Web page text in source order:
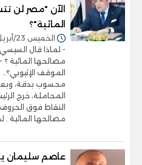
الآن "مصر لن
المائية"؟
الخميس 23/أبريل/2026 - 04:14 م
- لماذا قال
مصالحها المائية
الموقف
محسوب بدقة،
المجاملة، خرج
النقاط فوق
مصالحها المائية .
عاصم سليمان